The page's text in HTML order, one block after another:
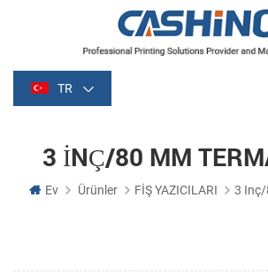
TR
3 INÇ/80 MM
Ev Ürünler FİŞ YAZICILARI 3 Inç/